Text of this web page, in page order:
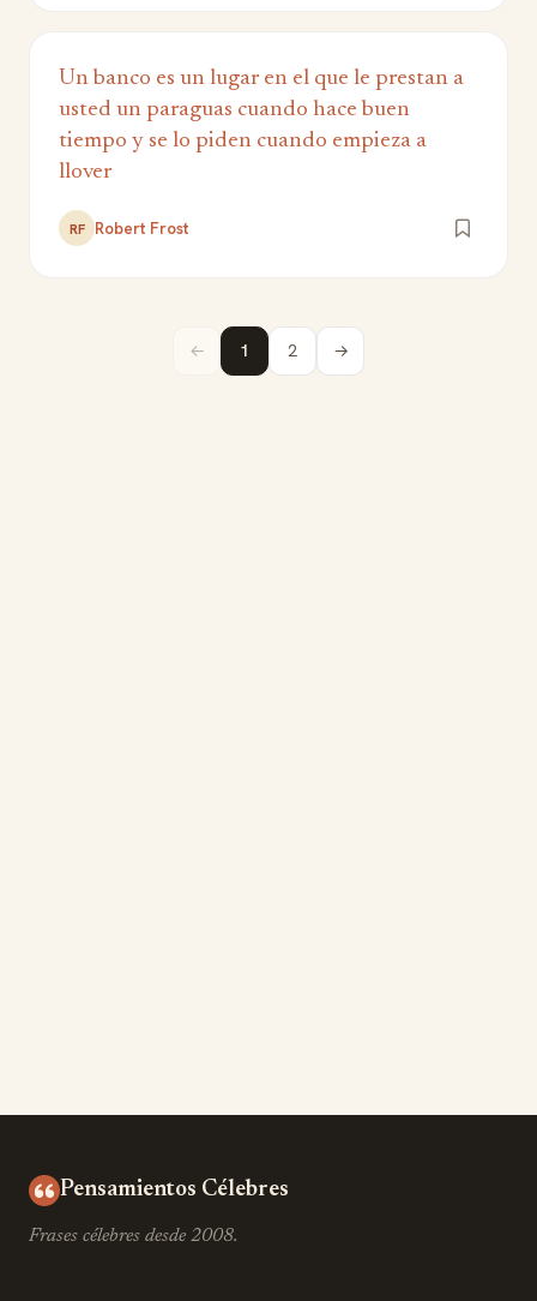
Un banco es un lugar en el que le prestan a
usted un paraguas cuando hace buen
tiempo y se lo piden cuando empieza a
llover
RF Robert Frost
← 1 2 →
Pensamientos Célebres
Frases célebres desde 2008.